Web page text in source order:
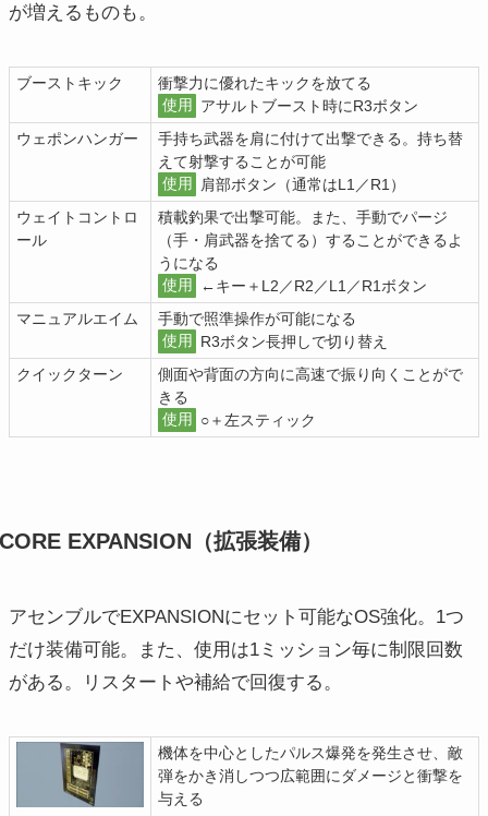
が増えるものも。
ブーストキック
衝撃力に優れたキックを放てる
使用
アサルトブースト時にR3ボタン
ウェポンハンガー
手持ち武器を肩に付けて出撃できる。持ち替
えて射撃することが可能
使用
肩部ボタン（通常はL1／R1）
ウェイトコントロ
ール
積載釣果で出撃可能。また、手動でパージ
（手・肩武器を捨てる）することができるよ
うになる
使用
←キー＋L2／R2／L1／R1ボタン
マニュアルエイム
手動で照準操作が可能になる
使用
R3ボタン長押しで切り替え
クイックターン
側面や背面の方向に高速で振り向くことがで
きる
使用
○＋左スティック
CORE EXPANSION（拡張装備）
アセンブルでEXPANSIONにセット可能なOS強化。1つ
だけ装備可能。また、使用は1ミッション毎に制限回数
がある。リスタートや補給で回復する。
機体を中心としたパルス爆発を発生させ、敵
弾をかき消しつつ広範囲にダメージと衝撃を
与える